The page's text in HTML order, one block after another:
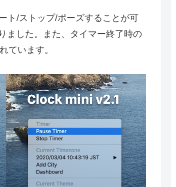
ト/ストップ/ポーズすることが可
ました。また、タイマー終了時の
ています。